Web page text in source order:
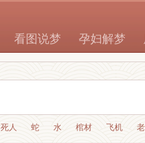
看图说梦 孕妇解梦
死人 蛇 水 棺材 飞机